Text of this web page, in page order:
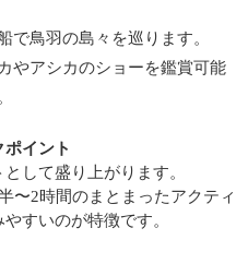
で鳥羽の島々を巡ります。
やアシカのショーを鑑賞可能
ポイント
して盛り上がります。
〜2時間のまとまったアクティ
すいのが特徴です。